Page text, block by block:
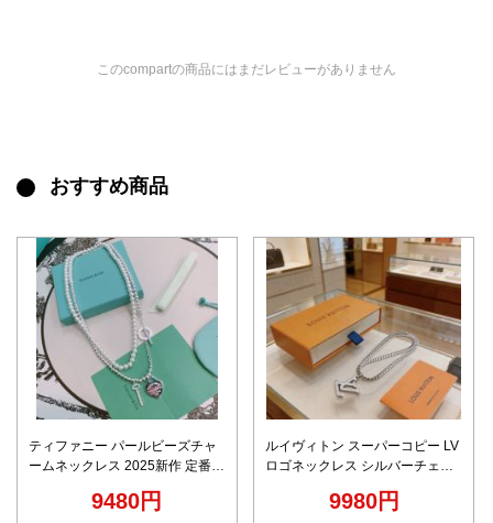
このcompartの商品にはまだレビューがありません
おすすめ商品
ティファニー パールビーズチャ
ームネックレス 2025新作 定番モ
ル 正確な刻印 高級感仕上げ 安心
9480円
ルイヴィトン スーパーコピー LV
ロゴネックレス シルバーチェー
9980円